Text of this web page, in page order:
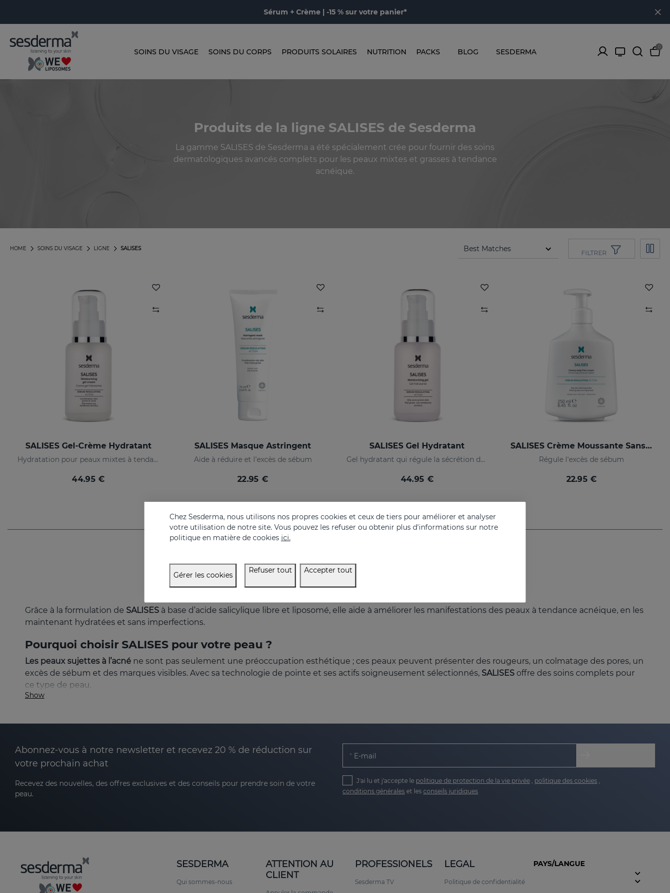
Sérum + Crème | -15 % sur votre panier*
SOINS DU VISAGE SOINS DU CORPS PRODUITS SOLAIRES NUTRITION PACKS BLOG SESDERMA
0
Produits de la ligne SALISES de Sesderma
La gamme SALISES de Sesderma a été spécialement crée pour fournir des soins
dermatologiques avancés complets pour les peaux mixtes et grasses à tendance
acnéique.
SALISES
LIGNE
SOINS DU VISAGE
HOME
FILTRER
SALISES Gel-Crème Hydratant
Hydratation pour peaux mixtes à tendance acnéique
44.95 €
SALISES Masque Astringent
Aide à réduire et l'excès de sébum
22.95 €
SALISES Gel Hydratant
Gel hydratant qui régule la sécrétion de graisse
44.95 €
SALISES Crème Moussante Sans Savon
Régule l'excès de sébum
22.95 €
Grâce à la formulation de SALISES à base d’acide salicylique libre et liposomé, elle aide à améliorer les manifestations des peaux à tendance acnéique, en les
maintenant hydratées et sans imperfections.
Pourquoi choisir SALISES pour votre peau ?
Les peaux sujettes à l’acné ne sont pas seulement une préoccupation esthétique ; ces peaux peuvent présenter des rougeurs, un colmatage des pores, un
excès de sébum et des marques visibles. Avec sa technologie de pointe et ses actifs soigneusement sélectionnés, SALISES offre des soins complets pour
ce type de peau.
La gamme SALISES de Sesdermaoffre un soin complet de toutes les manifestations de la peau grasse avec tendance acnéique. Grâce à sa formule
L'application de la technologie Nanotech permet aux ingrédients d'avoir une plus grande pénétration dans la peau avec une excellente tolérance, pour
une action plus longue et plus efficace.
Avantages de la gamme SALISES
Peau douce et renouvelée : l'acide salicylique exfolie doucement, laissant la peau plus uniforme et exempte de rugosité.
Hydratation sans brillance : la niacinamide et l'Aloe vera aident à améliorer l'hydratation.
Show
Abonnez-vous à notre newsletter et recevez 20 % de réduction sur
votre prochain achat
Recevez des nouvelles, des offres exclusives et des conseils pour prendre soin de votre
peau.
E-mail
J'ai lu et j'accepte le politique de protection de la vie privée politique des cookies
conditions générales et les conseils juridiques
SESDERMA
Qui sommes-nous
ATTENTION AU
CLIENT
PROFESSIONELS
Sesderma TV
LEGAL
Politique de confidentialité
PAYS/LANGUE
Chez Sesderma, nous utilisons nos propres cookies et ceux de tiers pour améliorer et analyser
votre utilisation de notre site. Vous pouvez les refuser ou obtenir plus d'informations sur notre
politique en matière de cookies ici.
Gérer les cookies
Refuser tout Accepter tout